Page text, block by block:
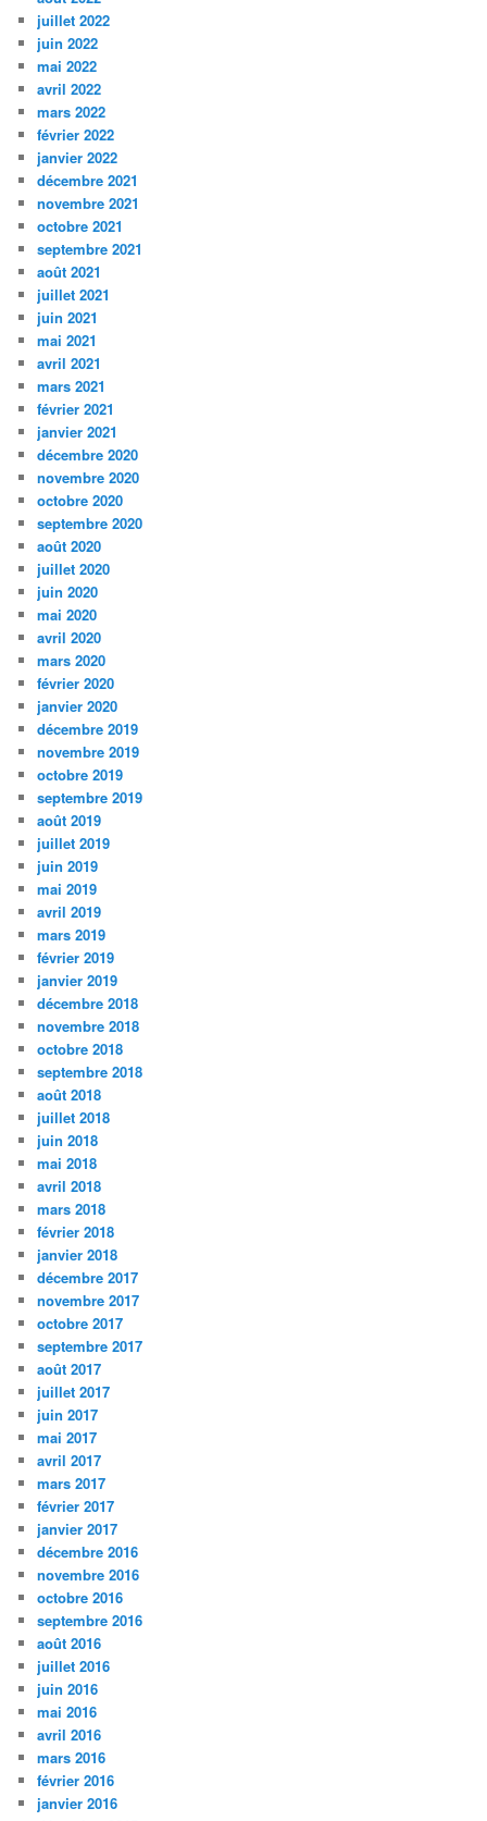
juillet 2022
juin 2022
mai 2022
avril 2022
mars 2022
février 2022
janvier 2022
décembre 2021
novembre 2021
octobre 2021
septembre 2021
août 2021
juillet 2021
juin 2021
mai 2021
avril 2021
mars 2021
février 2021
janvier 2021
décembre 2020
novembre 2020
octobre 2020
septembre 2020
août 2020
juillet 2020
juin 2020
mai 2020
avril 2020
mars 2020
février 2020
janvier 2020
décembre 2019
novembre 2019
octobre 2019
septembre 2019
août 2019
juillet 2019
juin 2019
mai 2019
avril 2019
mars 2019
février 2019
janvier 2019
décembre 2018
novembre 2018
octobre 2018
septembre 2018
août 2018
juillet 2018
juin 2018
mai 2018
avril 2018
mars 2018
février 2018
janvier 2018
décembre 2017
novembre 2017
octobre 2017
septembre 2017
août 2017
juillet 2017
juin 2017
mai 2017
avril 2017
mars 2017
février 2017
janvier 2017
décembre 2016
novembre 2016
octobre 2016
septembre 2016
août 2016
juillet 2016
juin 2016
mai 2016
avril 2016
mars 2016
février 2016
janvier 2016